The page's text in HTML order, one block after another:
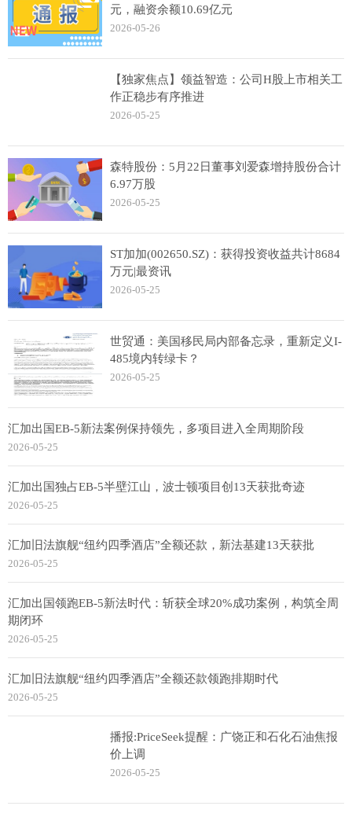
元，融资余额10.69亿元
2026-05-26
【独家焦点】领益智造：公司H股上市相关工
作正稳步有序推进
2026-05-25
森特股份：5月22日董事刘爱森增持股份合计
6.97万股
2026-05-25
ST加加(002650.SZ)：获得投资收益共计8684
万元|最资讯
2026-05-25
世贸通：美国移民局内部备忘录，重新定义I-
485境内转绿卡？
2026-05-25
汇加出国EB-5新法案例保持领先，多项目进入全周期阶段
2026-05-25
汇加出国独占EB-5半壁江山，波士顿项目创13天获批奇迹
2026-05-25
汇加旧法旗舰“纽约四季酒店”全额还款，新法基建13天获批
2026-05-25
汇加出国领跑EB-5新法时代：斩获全球20%成功案例，构筑全周
期闭环
2026-05-25
汇加旧法旗舰“纽约四季酒店”全额还款领跑排期时代
2026-05-25
播报:PriceSeek提醒：广饶正和石化石油焦报
价上调
2026-05-25